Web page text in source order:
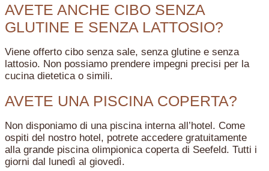
AVETE ANCHE CIBO SENZA
GLUTINE E SENZA LATTOSIO?
Viene offerto cibo senza sale, senza glutine e senza
lattosio. Non possiamo prendere impegni precisi per la
cucina dietetica o simili.
AVETE UNA PISCINA COPERTA?
Non disponiamo di una piscina interna all’hotel. Come
ospiti del nostro hotel, potrete accedere gratuitamente
alla grande piscina olimpionica coperta di Seefeld. Tutti i
giorni dal lunedì al giovedì.